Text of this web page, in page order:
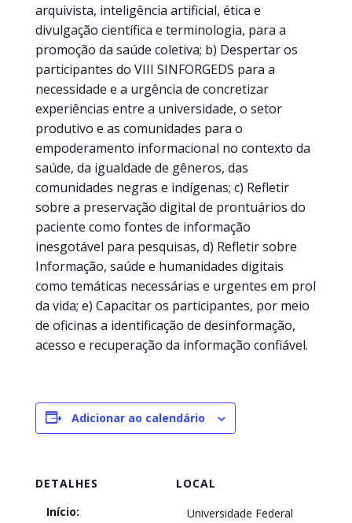
arquivista, inteligência artificial, ética e
divulgação científica e terminologia, para a
promoção da saúde coletiva; b) Despertar os
participantes do VIII SINFORGEDS para a
necessidade e a urgência de concretizar
experiências entre a universidade, o setor
produtivo e as comunidades para o
empoderamento informacional no contexto da
saúde, da igualdade de gêneros, das
comunidades negras e indígenas; c) Refletir
sobre a preservação digital de prontuários do
paciente como fontes de informação
inesgotável para pesquisas, d) Refletir sobre
Informação, saúde e humanidades digitais
como temáticas necessárias e urgentes em prol
da vida; e) Capacitar os participantes, por meio
de oficinas a identificação de desinformação,
acesso e recuperação da informação confiável.
Adicionar ao calendário
DETALHES
Início:
LOCAL
Universidade Federal